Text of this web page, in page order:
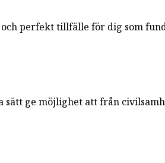
och perfekt tillfälle för dig som
ge möjlighet att från